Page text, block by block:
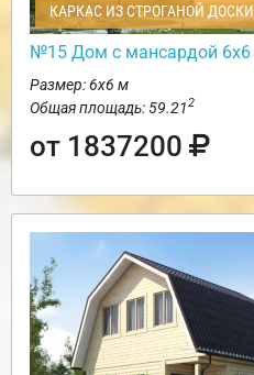
КАРКАС ИЗ СТРОГАНОЙ ДОСКИ
№15 Дом с мансардой 6х6
Размер: 6х6 м
Общая площадь: 59.212
от 1837200